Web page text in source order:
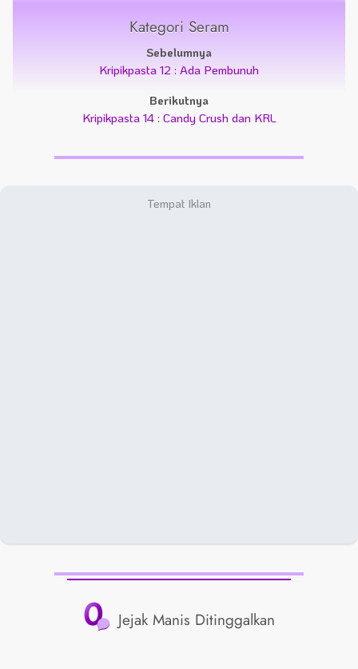
Kategori Seram
Sebelumnya
Kripikpasta 12 : Ada Pembunuh
Berikutnya
Kripikpasta 14 : Candy Crush dan KRL
0 Jejak Manis Ditinggalkan